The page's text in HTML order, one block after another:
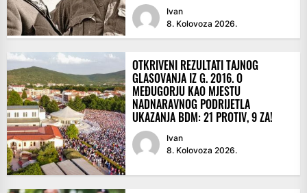
Ivan
8. Kolovoza 2026.
OTKRIVENI REZULTATI TAJNOG
GLASOVANJA IZ G. 2016. O
MEĐUGORJU KAO MJESTU
NADNARAVNOG PODRIJETLA
UKAZANJA BDM: 21 PROTIV, 9 ZA!
Ivan
8. Kolovoza 2026.